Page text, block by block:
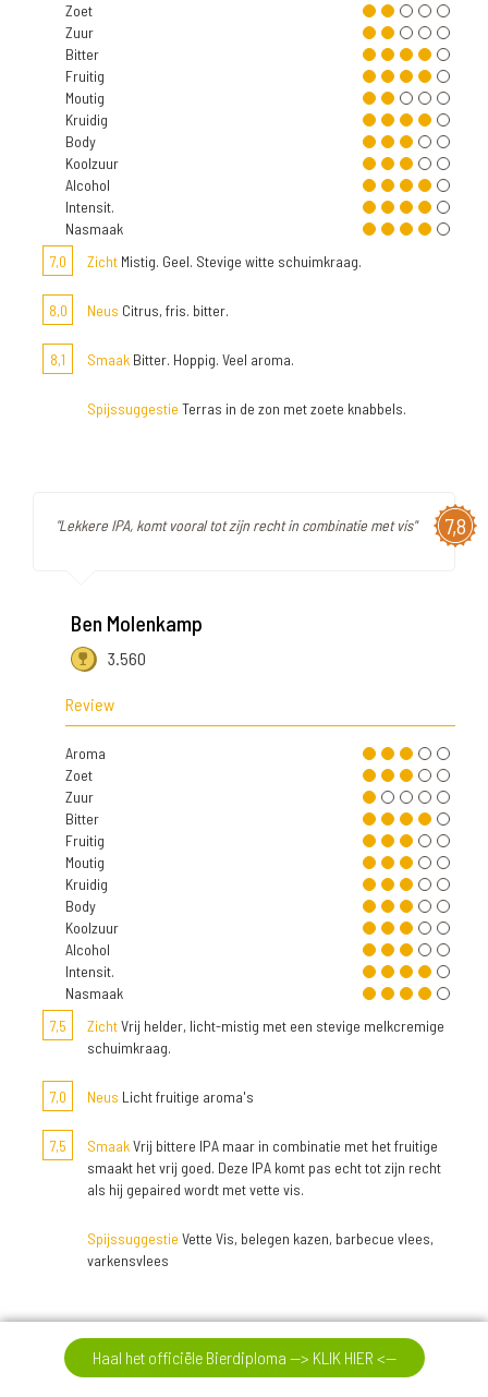
Zoet
Zuur
Bitter
Fruitig
Moutig
Kruidig
Body
Koolzuur
Alcohol
Intensit.
Nasmaak
7,0
Zicht Mistig. Geel. Stevige witte schuimkraag.
8,0 Neus Citrus, fris. bitter.
8,1 Smaak Bitter. Hoppig. Veel aroma.
Spijssuggestie Terras in de zon met zoete knabbels.
7,8
"Lekkere IPA, komt vooral tot zijn recht in combinatie met vis"
Ben Molenkamp
3.560
Review
Aroma
Zoet
Zuur
Bitter
Fruitig
Moutig
Kruidig
Body
Koolzuur
Alcohol
Intensit.
Nasmaak
7,5
ZichtVrij helder, licht-mistig met een stevige melkcremige
schuimkraag.
7,0 Neus Licht fruitige aroma's
7,5 SmaakVrij bittere IPA maar in combinatie met het fruitige
smaakt het vrij goed. Deze IPA komt pas echt tot zijn recht
als hij gepaired wordt met vette vis.
Spijssuggestie Vette Vis, belegen kazen, barbecue vlees,
varkensvlees
Meer reviews
Haal het officiële Bierdiploma --> KLIK HIER <--